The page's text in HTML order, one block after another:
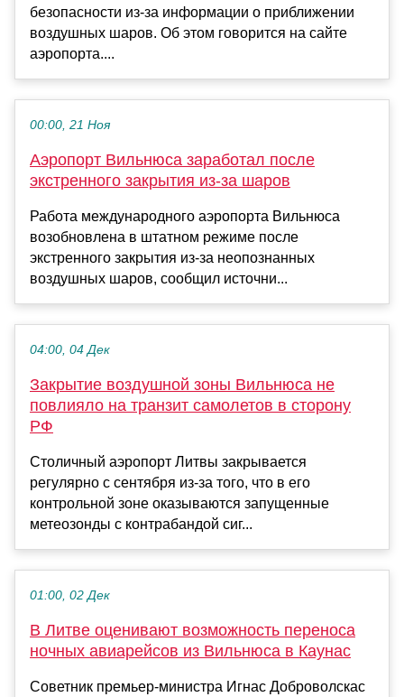
безопасности из-за информации о приближении
воздушных шаров. Об этом говорится на сайте
аэропорта....
00:00, 21 Ноя
Аэропорт Вильнюса заработал после
экстренного закрытия из-за шаров
Работа международного аэропорта Вильнюса
возобновлена в штатном режиме после
экстренного закрытия из-за неопознанных
воздушных шаров, сообщил источни...
04:00, 04 Дек
Закрытие воздушной зоны Вильнюса не
повлияло на транзит самолетов в сторону
РФ
Столичный аэропорт Литвы закрывается
регулярно с сентября из-за того, что в его
контрольной зоне оказываются запущенные
метеозонды с контрабандой сиг...
01:00, 02 Дек
В Литве оценивают возможность переноса
ночных авиарейсов из Вильнюса в Каунас
Советник премьер-министра Игнас Доброволскас